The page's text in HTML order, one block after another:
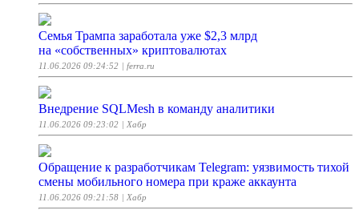
Семья Трампа заработала уже $2,3 млрд
на «собственных» криптовалютах
11.06.2026 09:24:52 | ferra.ru
Внедрение SQLMesh в команду аналитики
11.06.2026 09:23:02 | Хабр
Обращение к разработчикам Telegram: уязвимость тихой
смены мобильного номера при краже аккаунта
11.06.2026 09:21:58 | Хабр